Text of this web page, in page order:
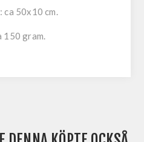
ca 50x10 cm.
150 gram.